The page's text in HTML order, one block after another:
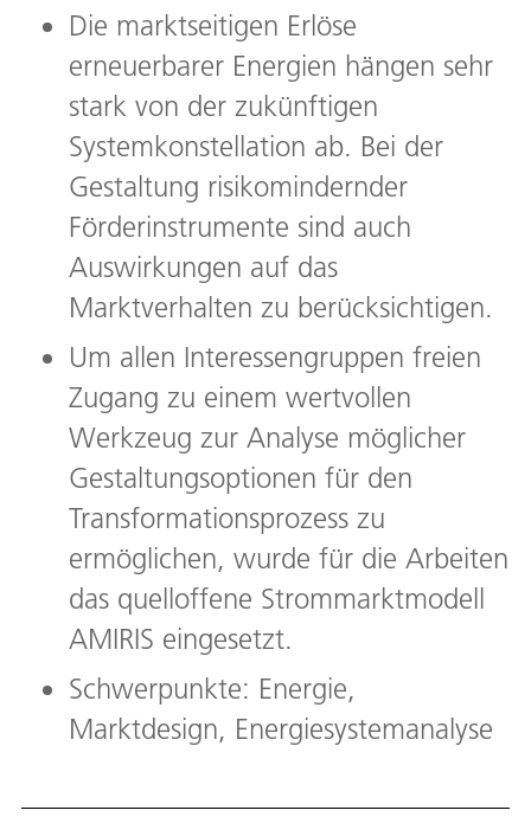
Die marktseitigen Erlöse
erneuerbarer Energien hängen sehr
stark von der zukünftigen
Systemkonstellation ab. Bei der
Gestaltung risikomindernder
Förderinstrumente sind auch
Auswirkungen auf das
Marktverhalten zu berücksichtigen.
Um allen Interessengruppen freien
Zugang zu einem wertvollen
Werkzeug zur Analyse möglicher
Gestaltungsoptionen für den
Transformationsprozess zu
ermöglichen, wurde für die Arbeiten
das quelloffene Strommarktmodell
AMIRIS eingesetzt.
Schwerpunkte: Energie,
Marktdesign, Energiesystemanalyse